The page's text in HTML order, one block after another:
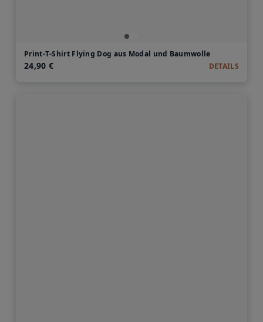
Print-T-Shirt Flying Dog aus Modal und Baumwolle
24,90 € DETAILS